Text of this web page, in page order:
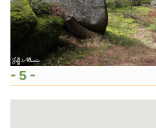
- 5 -